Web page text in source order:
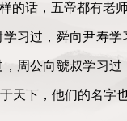
的话，五帝都有老
习过，舜向尹寿
周公向虢叔学习
天下，他们的名字